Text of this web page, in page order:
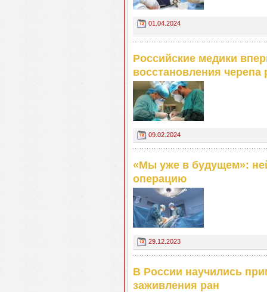
01.04.2024
Российские медики
восстановления черепа
09.02.2024
«Мы уже в будущем»:
операцию
29.12.2023
В России научились
заживления ран